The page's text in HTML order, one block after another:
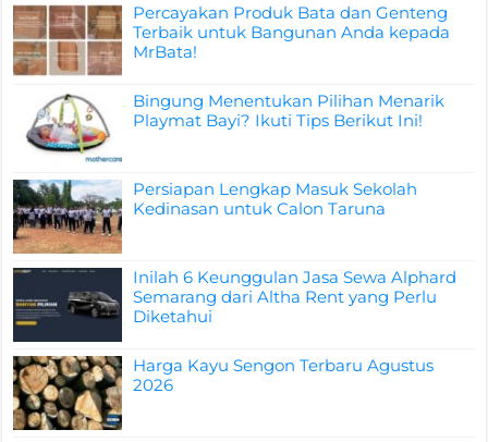
Percayakan Produk Bata dan Genteng
Terbaik untuk Bangunan Anda kepada
MrBata!
Bingung Menentukan Pilihan Menarik
Playmat Bayi? Ikuti Tips Berikut Ini!
Persiapan Lengkap Masuk Sekolah
Kedinasan untuk Calon Taruna
Inilah 6 Keunggulan Jasa Sewa Alphard
Semarang dari Altha Rent yang Perlu
Diketahui
Harga Kayu Sengon Terbaru Agustus
2026